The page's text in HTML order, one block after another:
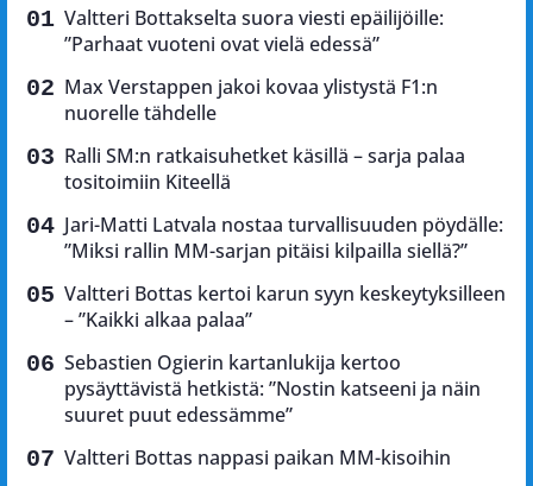
Valtteri Bottakselta suora viesti epäilijöille:
”Parhaat vuoteni ovat vielä edessä”
Max Verstappen jakoi kovaa ylistystä F1:n
nuorelle tähdelle
Ralli SM:n ratkaisuhetket käsillä – sarja palaa
tositoimiin Kiteellä
Jari-Matti Latvala nostaa turvallisuuden pöydälle:
”Miksi rallin MM-sarjan pitäisi kilpailla siellä?”
Valtteri Bottas kertoi karun syyn keskeytyksilleen
– ”Kaikki alkaa palaa”
Sebastien Ogierin kartanlukija kertoo
pysäyttävistä hetkistä: ”Nostin katseeni ja näin
suuret puut edessämme”
Valtteri Bottas nappasi paikan MM-kisoihin